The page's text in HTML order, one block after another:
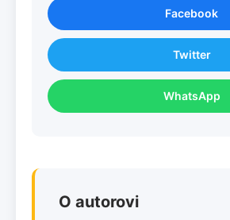
Facebook
Twitter
WhatsApp
O autorovi